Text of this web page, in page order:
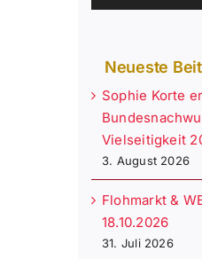
Neueste
Sophie Korte
Vielseitigkeit
3. August 2026
Flohmarkt &
18.10.2026
31. Juli 2026